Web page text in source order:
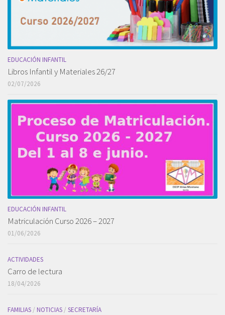
EDUCACIÓN INFANTIL
Libros Infantil y Materiales 26/27
02/07/2026
EDUCACIÓN INFANTIL
Matriculación Curso 2026 – 2027
01/06/2026
ACTIVIDADES
Carro de lectura
18/04/2026
FAMILIAS / NOTICIAS / SECRETARÍA